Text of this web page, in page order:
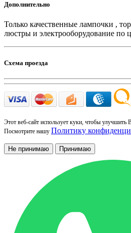
Дополнительно
Только качественные лампочки ,
люстры и электрооборудование по
Схема проезда
Этот веб-сайт использует куки, чтобы улучшить
Посмотрите нашу Политику
Не принимаю Принимаю